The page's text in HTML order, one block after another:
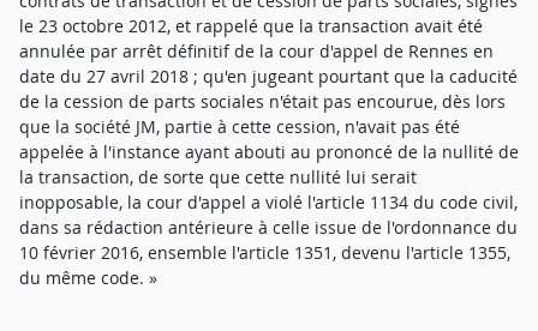
le 23 octobre 2012, et rappelé que la transaction avait été
annulée par arrêt définitif de la cour d'appel de Rennes en
date du 27 avril 2018 ; qu'en jugeant pourtant que la caducité
de la cession de parts sociales n'était pas encourue, dès lors
que la société JM, partie à cette cession, n'avait pas été
appelée à l'instance ayant abouti au prononcé de la nullité de
la transaction, de sorte que cette nullité lui serait
inopposable, la cour d'appel a violé l'article 1134 du code civil,
dans sa rédaction antérieure à celle issue de l'ordonnance du
10 février 2016, ensemble l'article 1351, devenu l'article 1355,
du même code. »